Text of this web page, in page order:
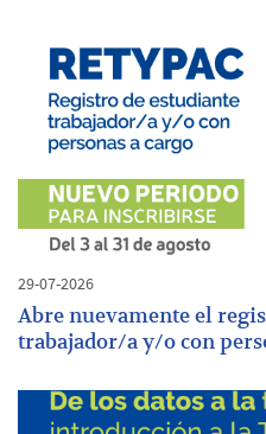
29-07-2026
Abre nuevamente el
trabajador/a y/o con